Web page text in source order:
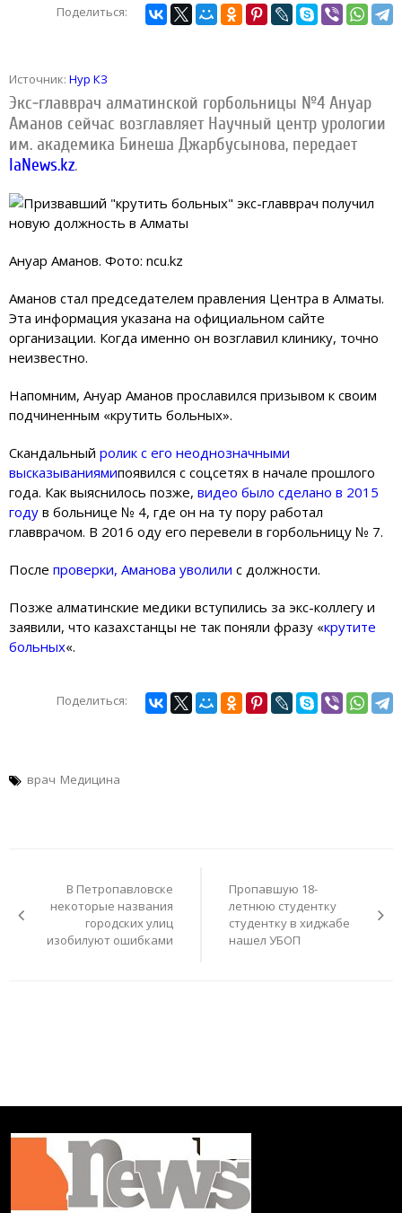
Поделиться:
Источник: Нур КЗ
Экс-главврач алматинской горбольницы №4 Ануар
Аманов сейчас возглавляет Научный центр урологии
им. академика Бинеша Джарбусынова, передает
IaNews.kz.
Ануар Аманов. Фото: ncu.kz
Аманов стал председателем правления Центра в Алматы.
Эта информация указана на официальном сайте
организации. Когда именно он возглавил клинику, точно
неизвестно.
Напомним, Ануар Аманов прославился призывом к своим
подчиненным «крутить больных».
Скандальный ролик с его неоднозначными
высказываниямипоявился с соцсетях в начале прошлого
года. Как выяснилось позже, видео было сделано в 2015
году в больнице № 4, где он на ту пору работал
главврачом. В 2016 оду его перевели в горбольницу № 7.
После проверки, Аманова уволили с должности.
Позже алматинские медики вступились за экс-коллегу и
заявили, что казахстанцы не так поняли фразу «крутите
больных«.
Поделиться:
врач Медицина
записямВ Петропавловске
некоторые названия
городских улиц
изобилуют ошибками
Пропавшую 18-
летнюю студентку
студентку в хиджабе
нашел УБОП